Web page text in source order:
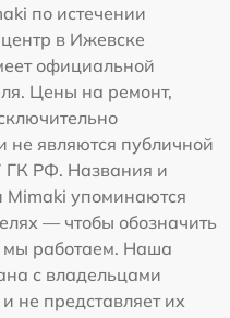
по истечении
в Ижевске
официальной
Цены на ремонт,
не являются публичной
ГК РФ. Названия и
Mimaki упоминаются
— чтобы обозначить
мы работаем. Наша
с владельцами
не представляет их